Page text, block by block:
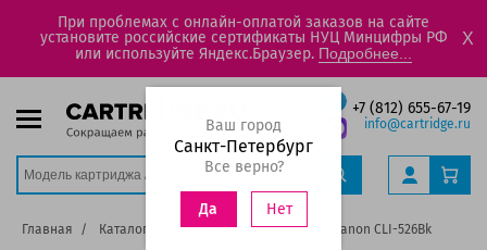
При проблемах с онлайн-оплатой заказов на сайте
установите российские сертификаты НУЦ Минцифры РФ
или используйте Яндекс.Браузер. Подробнее...
X
+7 (812) 655-67-19
info@cartridge.ru
Ваш город
Санкт-Петербург
Все верно?
Да Нет
Главная Каталог Картриджи Картридж Canon CLI-526Bk